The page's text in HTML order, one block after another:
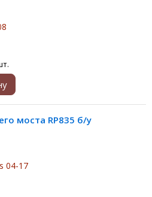
моста RP835 б/у
04-17